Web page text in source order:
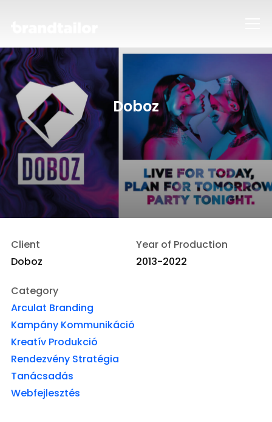
Doboz
Client
Doboz
Year of Production
2013-2022
Category
Arculat Branding
Kampány Kommunikáció
Kreatív Produkció
Rendezvény Stratégia
Tanácsadás
Webfejlesztés